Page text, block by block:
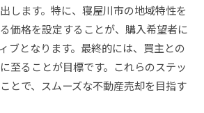
します。特に、寝屋川市の地域特性を
価格を設定することが、購入希望者に
ブとなります。最終的には、買主との
至ることが目標です。これらのステッ
とで、スムーズな不動産売却を目指す